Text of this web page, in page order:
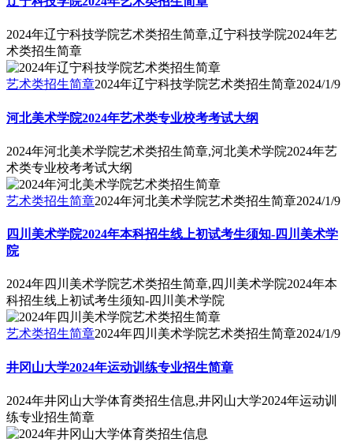
2024年辽宁科技学院艺术类招生简章,辽宁科技学院2024年艺
术类招生简章
艺术类招生简章2024年辽宁科技学院艺术类招生简章2024/1/9
河北美术学院2024年艺术类专业校考考试大纲
2024年河北美术学院艺术类招生简章,河北美术学院2024年艺
术类专业校考考试大纲
艺术类招生简章2024年河北美术学院艺术类招生简章2024/1/9
四川美术学院2024年本科招生线上初试考生须知-四川美术学
院
2024年四川美术学院艺术类招生简章,四川美术学院2024年本
科招生线上初试考生须知-四川美术学院
艺术类招生简章2024年四川美术学院艺术类招生简章2024/1/9
井冈山大学2024年运动训练专业招生简章
2024年井冈山大学体育类招生信息,井冈山大学2024年运动训
练专业招生简章